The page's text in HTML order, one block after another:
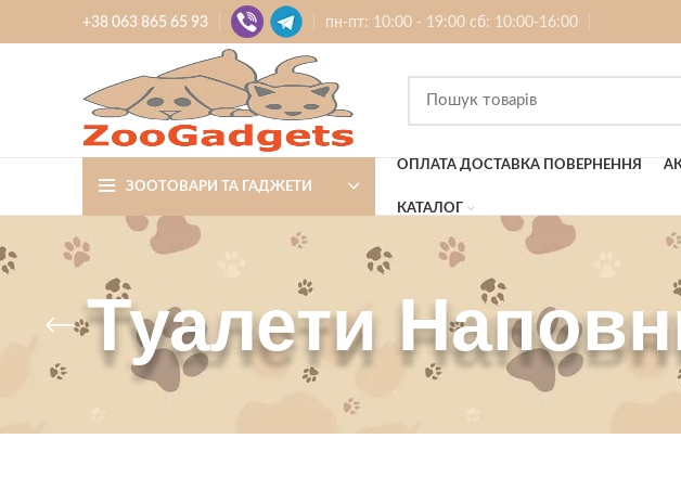
+38 063 865 65 93 пн-пт: 10:00 - 19:00 сб: 10:00-16:00
ЗООТОВАРИ ТА ГАДЖЕТИ
ОПЛАТА ДОСТАВКА ПОВЕРНЕННЯ
КАТАЛОГ
Туалети